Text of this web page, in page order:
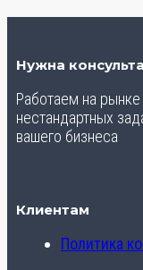
Нужна
Работаем на
нестандартных
вашего бизнеса
Клиентам
Политика